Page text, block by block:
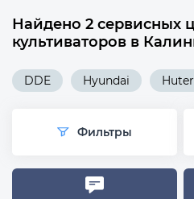
Найдено 2 сервисных
культиваторов в
DDE Hyundai Huter
Фильтры